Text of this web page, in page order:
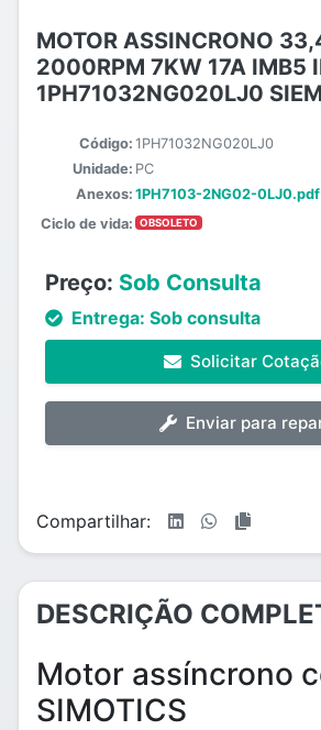
MOTOR ASSINCRONO
2000RPM 7KW 17A IMB5
1PH71032NG020LJ0
Código: 1PH71032NG020LJ0
Unidade: PC
Anexos: 1PH7103-2NG02-0LJ0.pdf
Ciclo de vida:
OBSOLETO
Preço: Sob Consulta
Entrega: Sob consulta
Solicitar
Enviar para
Compartilhar:
DESCRIÇÃO
Motor assíncrono
SIMOTICS